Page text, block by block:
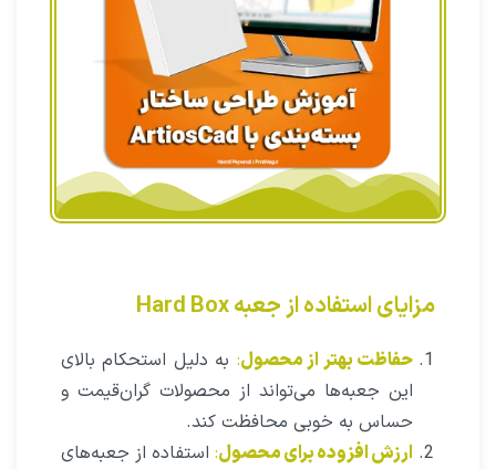
مزایای استفاده از جعبه Hard Box
حفاظت بهتر از محصول: به دلیل استحکام بالای
این جعبه‌ها می‌تواند از محصولات گران‌قیمت و
حساس به خوبی محافظت کند.
ارزش افزوده برای محصول: استفاده از جعبه‌های